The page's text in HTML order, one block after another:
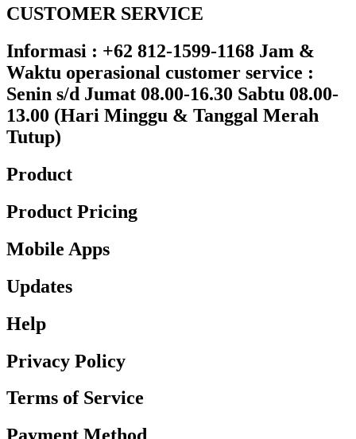
CUSTOMER SERVICE
Informasi : +62 812-1599-1168 Jam &
Waktu operasional customer service :
Senin s/d Jumat 08.00-16.30 Sabtu 08.00-
13.00 (Hari Minggu & Tanggal Merah
Tutup)​
Product
Product Pricing
Mobile Apps
Updates
Help
Privacy Policy
Terms of Service